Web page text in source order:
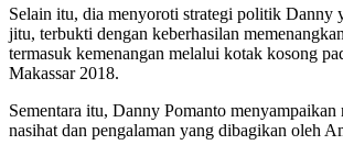
Selain itu, dia menyoroti strategi politik Danny
jitu, terbukti dengan keberhasilan
termasuk kemenangan melalui kotak kosong
Makassar 2018.
Sementara itu, Danny Pomanto menyampaikan
nasihat dan pengalaman yang dibagikan oleh